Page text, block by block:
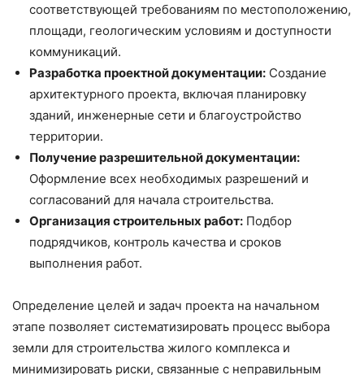
соответствующей требованиям по местоположению,
площади, геологическим условиям и доступности
коммуникаций.
Разработка проектной документации: Создание
архитектурного проекта, включая планировку
зданий, инженерные сети и благоустройство
территории.
Получение разрешительной документации:
Оформление всех необходимых разрешений и
согласований для начала строительства.
Организация строительных работ: Подбор
подрядчиков, контроль качества и сроков
выполнения работ.
Определение целей и задач проекта на начальном
этапе позволяет систематизировать процесс выбора
земли для строительства жилого комплекса и
минимизировать риски, связанные с неправильным